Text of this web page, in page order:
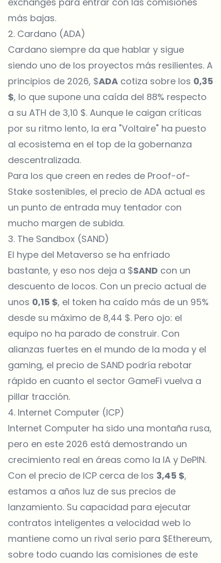
más bajas.
2. Cardano (ADA)
Cardano siempre da que hablar y sigue
siendo uno de los proyectos más resilientes. A
principios de 2026, $ADA cotiza sobre los 0,35
$, lo que supone una caída del 88% respecto
a su ATH de 3,10 $. Aunque le caigan críticas
por su ritmo lento, la era "Voltaire" ha puesto
al ecosistema en el top de la gobernanza
descentralizada.
Para los que creen en redes de Proof-of-
Stake sostenibles, el precio de ADA actual es
un punto de entrada muy tentador con
mucho margen de subida.
3. The Sandbox (SAND)
El hype del Metaverso se ha enfriado
bastante, y eso nos deja a $SAND con un
descuento de locos. Con un precio actual de
unos 0,15 $, el token ha caído más de un 95%
desde su máximo de 8,44 $. Pero ojo: el
equipo no ha parado de construir. Con
alianzas fuertes en el mundo de la moda y el
gaming, el precio de SAND podría rebotar
rápido en cuanto el sector GameFi vuelva a
pillar tracción.
4. Internet Computer (ICP)
Internet Computer ha sido una montaña rusa,
pero en este 2026 está demostrando un
crecimiento real en áreas como la IA y DePIN.
Con el precio de ICP cerca de los 3,45 $,
estamos a años luz de sus precios de
lanzamiento. Su capacidad para ejecutar
contratos inteligentes a velocidad web lo
mantiene como un rival serio para $Ethereum,
sobre todo cuando las comisiones de este